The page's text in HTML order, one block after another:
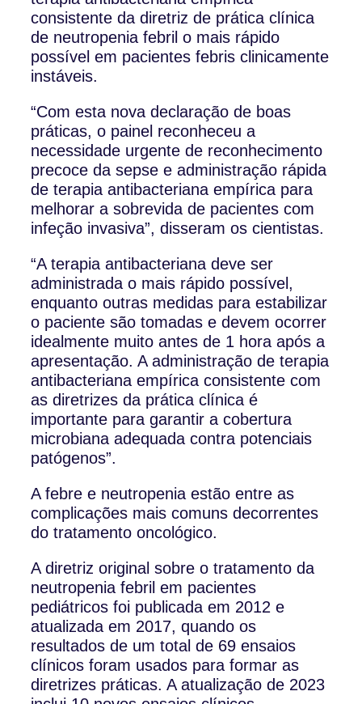
consistente da diretriz de prática clínica
de neutropenia febril o mais rápido
possível em pacientes febris clinicamente
instáveis.
“Com esta nova declaração de boas
práticas, o painel reconheceu a
necessidade urgente de reconhecimento
precoce da sepse e administração rápida
de terapia antibacteriana empírica para
melhorar a sobrevida de pacientes com
infeção invasiva”, disseram os cientistas.
“A terapia antibacteriana deve ser
administrada o mais rápido possível,
enquanto outras medidas para estabilizar
o paciente são tomadas e devem ocorrer
idealmente muito antes de 1 hora após a
apresentação. A administração de terapia
antibacteriana empírica consistente com
as diretrizes da prática clínica é
importante para garantir a cobertura
microbiana adequada contra potenciais
patógenos”.
A febre e neutropenia estão entre as
complicações mais comuns decorrentes
do tratamento oncológico.
A diretriz original sobre o tratamento da
neutropenia febril em pacientes
pediátricos foi publicada em 2012 e
atualizada em 2017, quando os
resultados de um total de 69 ensaios
clínicos foram usados para formar as
diretrizes práticas. A atualização de 2023